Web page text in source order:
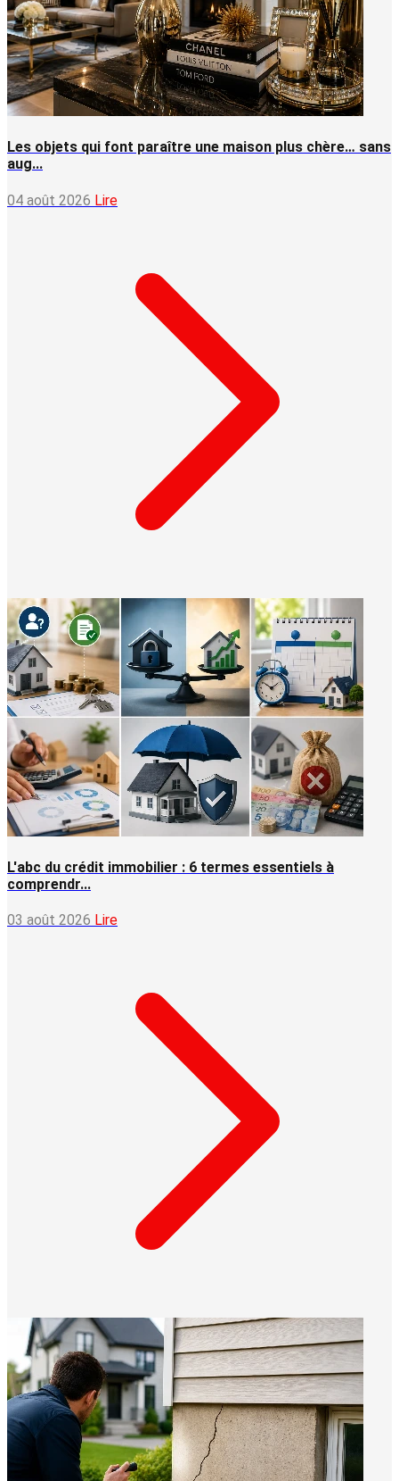
Les objets qui font paraître une maison plus chère… sans
aug...
04 août 2026 Lire
L'abc du crédit immobilier : 6 termes essentiels à
comprendr...
03 août 2026 Lire